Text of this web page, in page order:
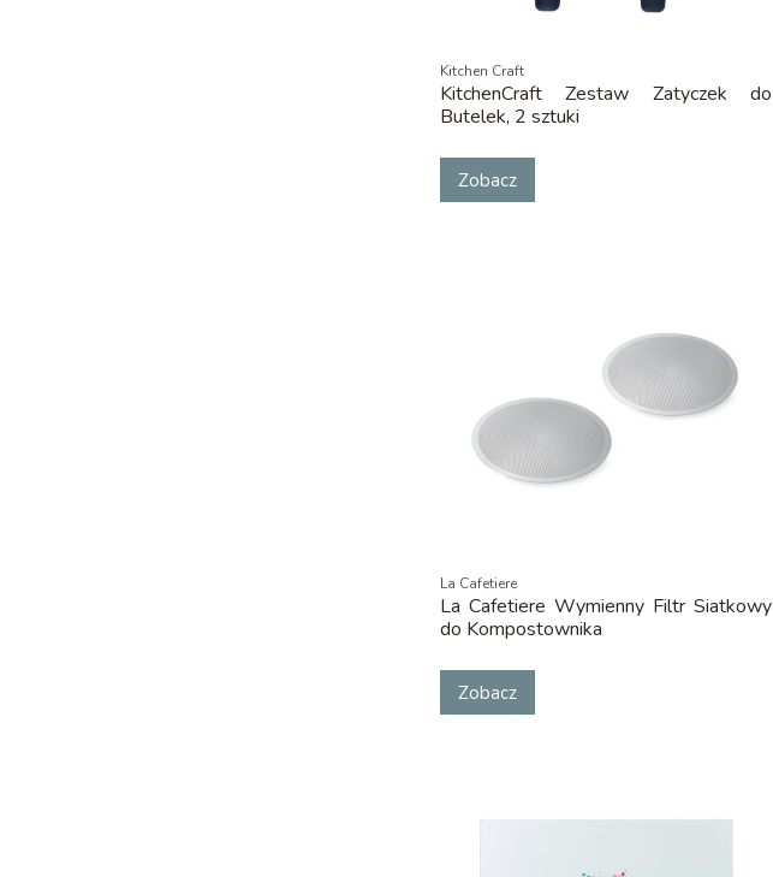
Kitchen Craft
KitchenCraft Zestaw Zatyczek do
Butelek, 2 sztuki
Zobacz
La Cafetiere
La Cafetiere Wymienny Filtr Siatkowy
do Kompostownika
Zobacz